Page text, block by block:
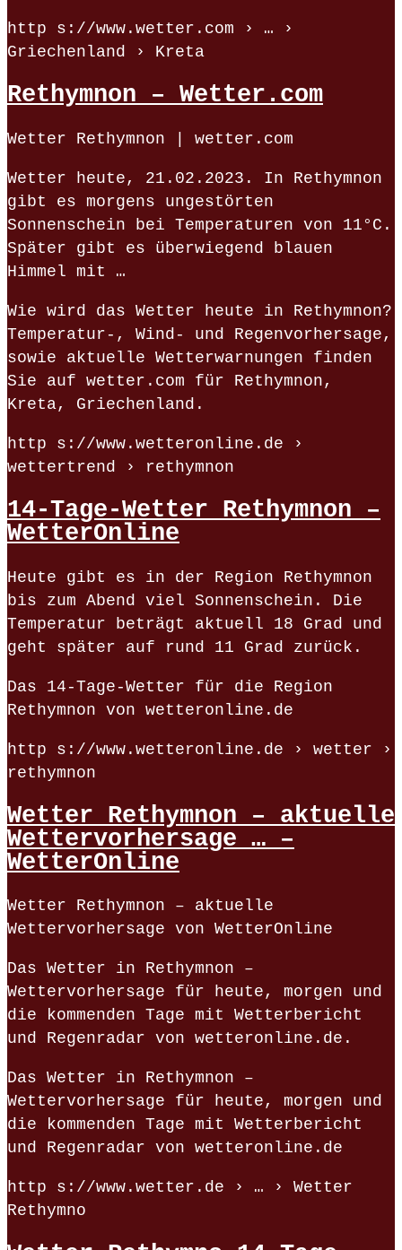
http s://www.wetter.com › … ›
Griechenland › Kreta
Rethymnon – Wetter.com
Wetter Rethymnon | wetter.com
Wetter heute, 21.02.2023. In Rethymnon
gibt es morgens ungestörten
Sonnenschein bei Temperaturen von 11°C.
Später gibt es überwiegend blauen
Himmel mit …
Wie wird das Wetter heute in Rethymnon?
Temperatur-, Wind- und Regenvorhersage,
sowie aktuelle Wetterwarnungen finden
Sie auf wetter.com für Rethymnon,
Kreta, Griechenland.
http s://www.wetteronline.de ›
wettertrend › rethymnon
14-Tage-Wetter Rethymnon –
WetterOnline
Heute gibt es in der Region Rethymnon
bis zum Abend viel Sonnenschein. Die
Temperatur beträgt aktuell 18 Grad und
geht später auf rund 11 Grad zurück.
Das 14-Tage-Wetter für die Region
Rethymnon von wetteronline.de
http s://www.wetteronline.de › wetter ›
rethymnon
Wetter Rethymnon – aktuelle
Wettervorhersage … –
WetterOnline
Wetter Rethymnon – aktuelle
Wettervorhersage von WetterOnline
Das Wetter in Rethymnon –
Wettervorhersage für heute, morgen und
die kommenden Tage mit Wetterbericht
und Regenradar von wetteronline.de.
Das Wetter in Rethymnon –
Wettervorhersage für heute, morgen und
die kommenden Tage mit Wetterbericht
und Regenradar von wetteronline.de
http s://www.wetter.de › … › Wetter
Rethymno